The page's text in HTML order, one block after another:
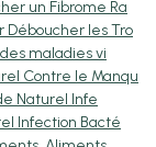
un Fibrome Ra
Déboucher les Tro
maladies vi
Contre le Manqu
Naturel Infe
Infection Bacté